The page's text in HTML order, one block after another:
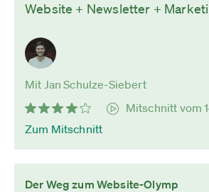
Website + Newsletter +
Mit Jan Schulze-Siebert
Mitschnitt vom
Zum Mitschnitt
Der Weg zum Website-Olymp